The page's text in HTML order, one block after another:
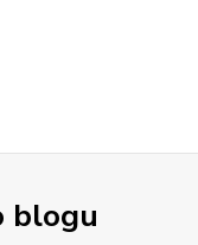
blogu